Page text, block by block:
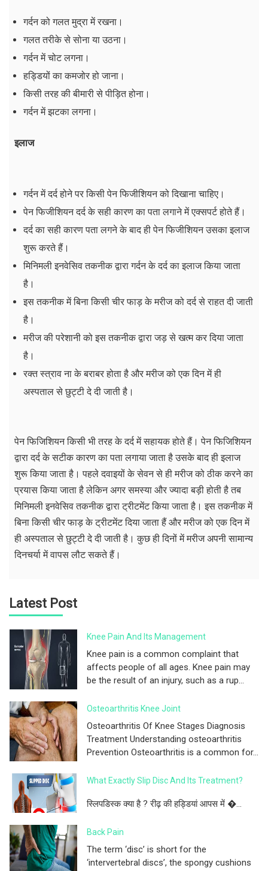
गर्दन को गलत मुद्रा में रखना।
गलत तरीके से सोना या उठना।
गर्दन में चोट लगना।
हड्डियों का कमजोर हो जाना।
किसी तरह की बीमारी से पीड़ित होना।
गर्दन में झटका लगना।
इलाज
गर्दन में दर्द होने पर किसी पेन फिजीशियन को दिखाना चाहिए।
पेन फिजीशियन दर्द के सही कारण का पता लगाने में एक्सपर्ट होते हैं।
दर्द का सही कारण पता लगने के बाद ही पेन फिजीशियन उसका इलाज
शुरू करते हैं।
मिनिमली इनवेसिव तकनीक द्वारा गर्दन के दर्द का इलाज किया जाता
है।
इस तकनीक में बिना किसी चीर फाड़ के मरीज को दर्द से राहत दी जाती
है।
मरीज की परेशानी को इस तकनीक द्वारा जड़ से खत्म कर दिया जाता
है।
रक्त स्त्राव ना के बराबर होता है और मरीज को एक दिन में ही
अस्पताल से छुट्टी दे दी जाती है।
पेन फिजिशियन किसी भी तरह के दर्द में सहायक होते हैं। पेन फिजिशियन
द्वारा दर्द के सटीक कारण का पता लगाया जाता है उसके बाद ही इलाज
शुरू किया जाता है। पहले दवाइयों के सेवन से ही मरीज को ठीक करने का
प्रयास किया जाता है लेकिन अगर समस्या और ज्यादा बड़ी होती है तब
मिनिमली इनवेसिव तकनीक द्वारा ट्रीटमेंट किया जाता है। इस तकनीक में
बिना किसी चीर फाड़ के ट्रीटमेंट दिया जाता हैं और मरीज को एक दिन में
ही अस्पताल से छुट्टी दे दी जाती है। कुछ ही दिनों में मरीज अपनी सामान्य
दिनचर्या में वापस लौट सकते हैं।
Latest Post
Knee Pain And Its Management
Knee pain is a common complaint that
affects people of all ages. Knee pain may
be the result of an injury, such as a rup...
Osteoarthritis Knee Joint
Osteoarthritis Of Knee Stages Diagnosis
Treatment Understanding osteoarthritis
Prevention Osteoarthritis is a common for...
What Exactly Slip Disc And Its Treatment?
स्लिपडिस्क क्या है ? रीढ़ की हड्डियां आपस में �...
Back Pain
The term ‘disc’ is short for the
‘intervertebral discs’, the spongy cushions